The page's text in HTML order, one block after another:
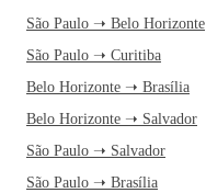
São Paulo ➝ Belo Horizonte
São Paulo ➝ Curitiba
Belo Horizonte ➝ Brasília
Belo Horizonte ➝ Salvador
São Paulo ➝ Salvador
São Paulo ➝ Brasília